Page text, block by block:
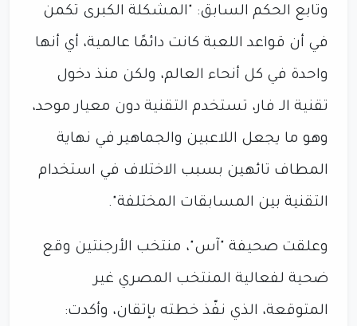
وتابع الحكم السابق: "المشكلة الكبرى تكمن
في أن قواعد اللعبة كانت دائمًا عالمية، أي أنها
واحدة في كل أنحاء العالم، ولكن منذ دخول
تقنية الـ فار، تستخدم التقنية دون معيار موحد،
وهو ما يجعل اللاعبين والجماهير في نهاية
المطاف تائهين بسبب الاختلاف في استخدام
التقنية بين المسابقات المختلفة".
وعلقت صحيفة "آس"، منتخب الأرجنتين وقع
ضحية لفعالية المنتخب المصري غير
المتوقعة، الذي نفّذ خطته بإتقان، وأكدت: